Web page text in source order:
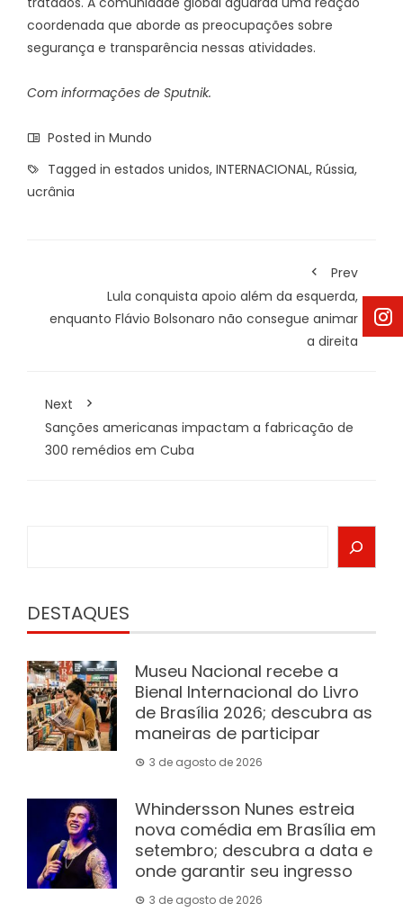
coordenada que aborde as preocupações sobre
segurança e transparência nessas atividades.
Com informações de Sputnik.
Posted in Mundo
Tagged in estados unidos, INTERNACIONAL, Rússia,
ucrânia
Prev
Lula conquista apoio além da esquerda,
enquanto Flávio Bolsonaro não consegue animar
a direita
Next
Sanções americanas impactam a fabricação de
300 remédios em Cuba
DESTAQUES
Museu Nacional recebe a
Bienal Internacional do Livro
de Brasília 2026; descubra as
maneiras de participar
3 de agosto de 2026
Whindersson Nunes estreia
nova comédia em Brasília em
setembro; descubra a data e
onde garantir seu ingresso
3 de agosto de 2026